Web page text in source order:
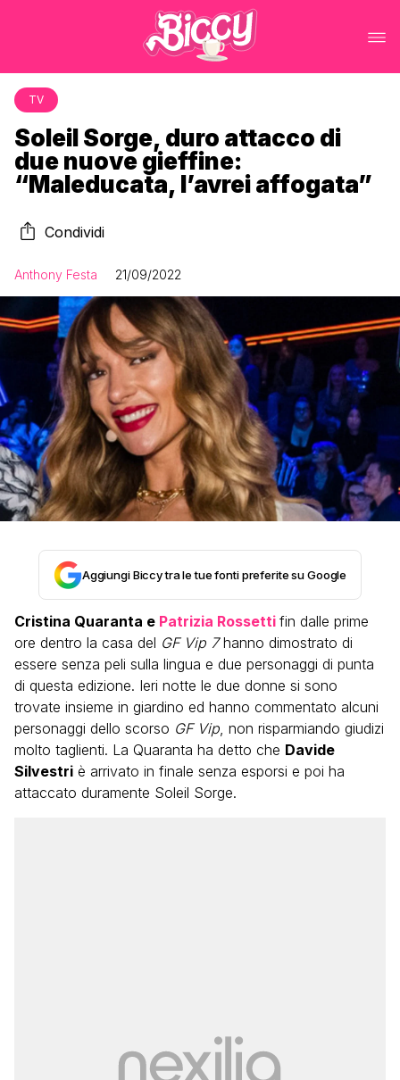
TV
Soleil Sorge, duro attacco di
due nuove gieffine:
“Maleducata, l’avrei affogata”
Condividi
Anthony Festa 21/09/2022
Aggiungi Biccy tra le tue fonti preferite su Google
Cristina Quaranta e Patrizia Rossetti fin dalle prime
ore dentro la casa del GF Vip 7hanno dimostrato di
essere senza peli sulla lingua e due personaggi di punta
di questa edizione. Ieri notte le due donne si sono
trovate insieme in giardino ed hanno commentato alcuni
personaggi dello scorso GF Vip, non risparmiando giudizi
molto taglienti. La Quaranta ha detto che Davide
Silvestri è arrivato in finale senza esporsi e poi ha
attaccato duramente Soleil Sorge.